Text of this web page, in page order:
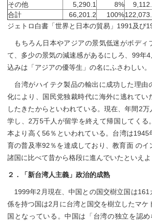
その他
5,290.1 8%
合計
66,201.2 100%
ジェトロ白書「世界と日本の貿易」1991及び
もちろん日本やアジアの景気低迷がボディ
て、多少の景気の減速感があるにしろ、99年
込みは「アジアの優等生」の名にふさわしい。
台湾がハイテク製品の輸出に成功した理由
化により、国民党独裁時代に海外に逃れてい
したきたからといわれている。現在、年間2
学し、2万5千人が留学を終えて帰国してくる
本より高く56％といわれている。台湾は1945
育の普及率92％を達成しており、教育面 のイ
諸国に比べて昔から格段に進んでいたといえよ
２．「新台湾人主義」政治的成熟
1999年2月現在、中国との国交樹立国は161
係を持つ国は2月に台湾と国交を樹立したマケ
国となっている。中国は「台湾の独立を認